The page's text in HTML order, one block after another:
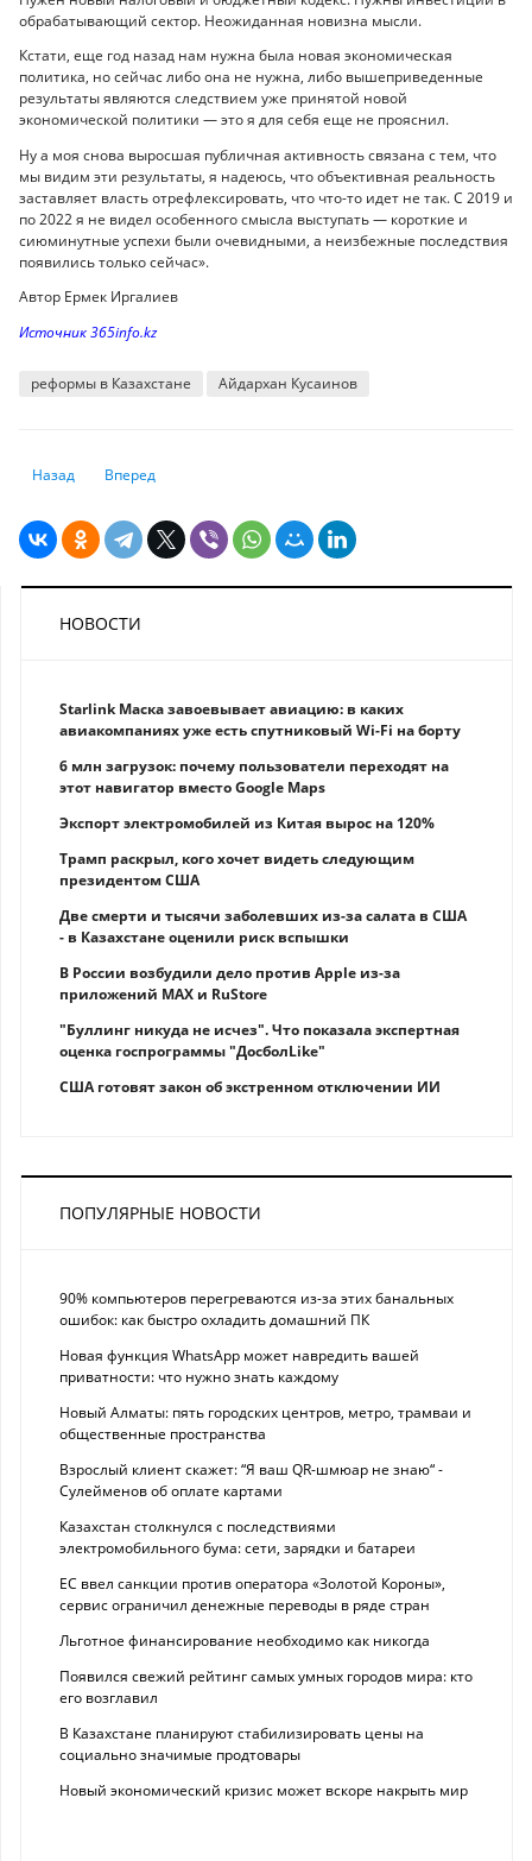
обрабатывающий сектор. Неожиданная новизна мысли.
Кстати, еще год назад нам нужна была новая экономическая
политика, но сейчас либо она не нужна, либо вышеприведенные
результаты являются следствием уже принятой новой
экономической политики — это я для себя еще не прояснил.
Ну а моя снова выросшая публичная активность связана с тем, что
мы видим эти результаты, я надеюсь, что объективная реальность
заставляет власть отрефлексировать, что что-то идет не так. С 2019 и
по 2022 я не видел особенного смысла выступать — короткие и
сиюминутные успехи были очевидными, а неизбежные последствия
появились только сейчас».
Автор Ермек Иргалиев
Источник 365info.kz
реформы в Казахстане Айдархан Кусаинов
Предыдущий: Зачем создавать единый финансовый рынок в ЕАЭС
Назад Следующий: Аналитики оценили будущее казахстанской
Вперед
НОВОСТИ
Starlink Маска завоевывает авиацию: в каких
авиакомпаниях уже есть спутниковый Wi-Fi на борту
6 млн загрузок: почему пользователи переходят на
этот навигатор вместо Google Maps
Экспорт электромобилей из Китая вырос на 120%
Трамп раскрыл, кого хочет видеть следующим
президентом США
Две смерти и тысячи заболевших из-за салата в США
- в Казахстане оценили риск вспышки
В России возбудили дело против Apple из-за
приложений MAX и RuStore
"Буллинг никуда не исчез". Что показала экспертная
оценка госпрограммы "ДосболLike"
США готовят закон об экстренном отключении ИИ
ПОПУЛЯРНЫЕ НОВОСТИ
90% компьютеров перегреваются из-за этих банальных
ошибок: как быстро охладить домашний ПК
Новая функция WhatsApp может навредить вашей
приватности: что нужно знать каждому
Новый Алматы: пять городских центров, метро, трамваи и
общественные пространства
Взрослый клиент скажет: “Я ваш QR-шмюар не знаю“ -
Сулейменов об оплате картами
Казахстан столкнулся с последствиями
электромобильного бума: сети, зарядки и батареи
ЕС ввел санкции против оператора «Золотой Короны»,
сервис ограничил денежные переводы в ряде стран
Льготное финансирование необходимо как никогда
Появился свежий рейтинг самых умных городов мира: кто
его возглавил
В Казахстане планируют стабилизировать цены на
социально значимые продтовары
Новый экономический кризис может вскоре накрыть мир